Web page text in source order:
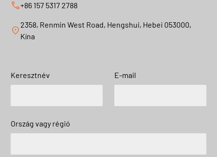
+86 157 5317 2788
2358, Renmin West Road, Hengshui, Hebei 053000,
Kína
Keresztnév E-mail
Ország vagy régió